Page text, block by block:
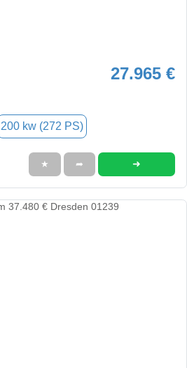
27.965 €
200 kw (272 PS)
★ ➦ ➜